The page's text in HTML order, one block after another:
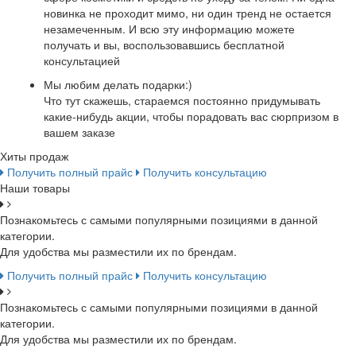
новинка не проходит мимо, ни один тренд не остается
незамеченным. И всю эту информацию можете
получать и вы, воспользовавшись бесплатной
консультацией
Мы любим делать подарки:)
Что тут скажешь, стараемся постоянно придумывать
какие-нибудь акции, чтобы порадовать вас сюрпризом в
вашем заказе
Хиты продаж
Получить полный прайс
Получить консультацию
Наши товары
Познакомьтесь с самыми популярными позициями в данной
категории.
Для удобства мы разместили их по брендам.
Получить полный прайс
Получить консультацию
Познакомьтесь с самыми популярными позициями в данной
категории.
Для удобства мы разместили их по брендам.